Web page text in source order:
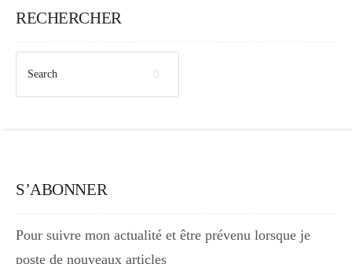
RECHERCHER
S’ABONNER
Pour suivre mon actualité et être prévenu lorsque je
poste de nouveaux articles